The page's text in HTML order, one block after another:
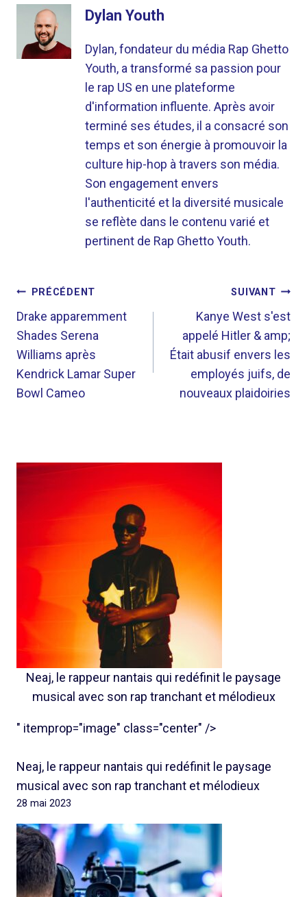
Dylan Youth
Dylan, fondateur du média Rap Ghetto
Youth, a transformé sa passion pour
le rap US en une plateforme
d'information influente. Après avoir
terminé ses études, il a consacré son
temps et son énergie à promouvoir la
culture hip-hop à travers son média.
Son engagement envers
l'authenticité et la diversité musicale
se reflète dans le contenu varié et
pertinent de Rap Ghetto Youth.
NAVIGATION
DE
L’ARTICLE
PRÉCÉDENT
Drake apparemment
Shades Serena
Williams après
Kendrick Lamar Super
Bowl Cameo
SUIVANT
Kanye West s'est
appelé Hitler & amp;
Était abusif envers les
employés juifs, de
nouveaux plaidoiries
Neaj, le rappeur nantais qui redéfinit le paysage
musical avec son rap tranchant et mélodieux
" itemprop="image" class="center" />
Neaj, le rappeur nantais qui redéfinit le paysage
musical avec son rap tranchant et mélodieux
28 mai 2023